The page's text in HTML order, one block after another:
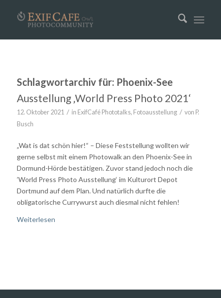
Schlagwortarchiv für: Phoenix-See
Ausstellung ‚World Press Photo 2021‘
12. Oktober 2021 / in ExifCafé Phototalks, Fotoausstellung / von P.
Busch
„Wat is dat schön hier!“ – Diese Feststellung wollten wir
gerne selbst mit einem Photowalk an den Phoenix-See in
Dormund-Hörde bestätigen. Zuvor stand jedoch noch die
’World Press Photo Ausstellung‘ im Kulturort Depot
Dortmund auf dem Plan. Und natürlich durfte die
obligatorische Currywurst auch diesmal nicht fehlen!
Weiterlesen